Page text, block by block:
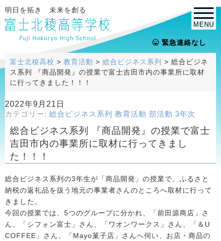
MENU
明日を拓き 未来を創る
緊急連絡なし
富士北稜高校 > 教育活動 > 総合ビジネス系列 > 総合ビジネ
ス系列 『商品開発』の授業で富士吉田市内の事業所に取材
に行ってきました！！！
2022年9月21日
カテゴリー: 総合ビジネス系列 教育活動 部活動 3年次
総合ビジネス系列 『商品開発』の授業で富士
吉田市内の事業所に取材に行ってきまし
た！！！
総合ビジネス系列の3年生が「商品開発」の授業で、ふるさと
納税の返礼品を扱う地元の事業者さんのところへ取材に行って
きました。
今回の授業では、5つのグループに分かれ、「前田源商店」さ
ん、「シフォン富士」さん、「ワオンワークス」さん、「＆U
COFFEE」さん、「Mayo菓子店」さんへ伺い、お店・商品の